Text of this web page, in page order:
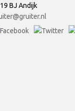
BJ Andijk